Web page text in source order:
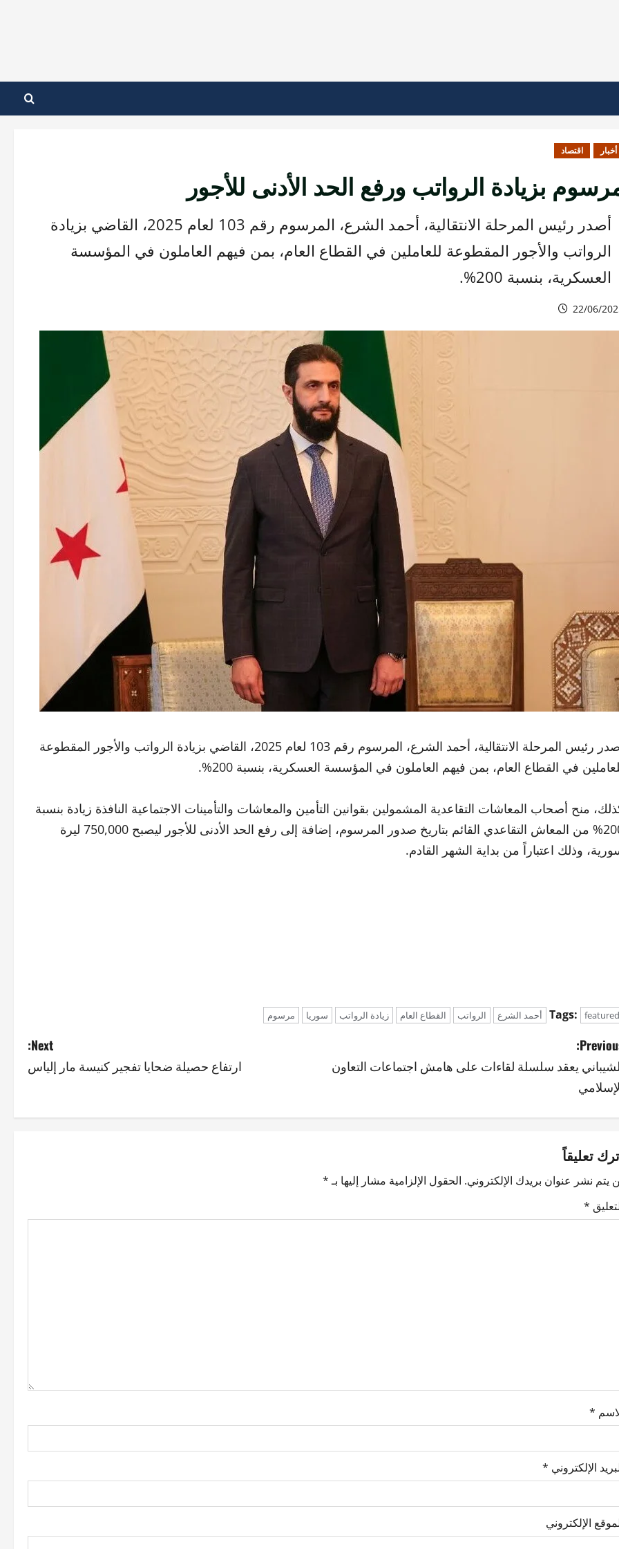
أخبار اقتصاد
بزيادة الرواتب ورفع الحد الأدنى للأجور
أصدر رئيس المرحلة الانتقالية، أحمد الشرع، المرسوم رقم 103 لعام 2025، القاضي بزيادة
الرواتب والأجور المقطوعة للعاملين في القطاع العام، بمن فيهم العاملون في المؤسسة
العسكرية، بنسبة 200%.
22/06/
أصدر رئيس المرحلة الانتقالية، أحمد الشرع، المرسوم رقم 103 لعام 2025، القاضي بزيادة الرواتب والأجور المقطوعة
في القطاع العام، بمن فيهم العاملون في المؤسسة العسكرية، بنسبة 200%.
منح أصحاب المعاشات التقاعدية المشمولين بقوانين التأمين والمعاشات والتأمينات الاجتماعية النافذة زيادة بنسبة
200% من المعاش التقاعدي القائم بتاريخ صدور المرسوم، إضافة إلى رفع الحد الأدنى للأجور ليصبح 750,000 ليرة
وذلك اعتباراً من بداية الشهر القادم.
Tags: featured أحمد الشرع الرواتب القطاع العام زيادة الرواتب سوريا مرسوم
يعقد سلسلة لقاءات على هامش اجتماعات التعاون
Next:
ارتفاع حصيلة ضحايا تفجير كنيسة مار إلياس
تعليقاً
يتم نشر عنوان بريدك الإلكتروني. الحقول الإلزامية مشار إليها بـ*
*
*
الإلكتروني *
الإلكتروني